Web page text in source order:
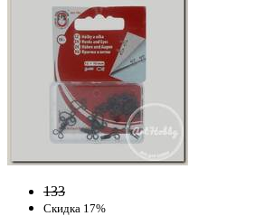
133
Скидка 17%